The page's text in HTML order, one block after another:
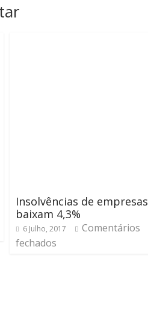
Insolvências de empresas
baixam 4,3%
6 Julho, 2017
Comentários
fechados